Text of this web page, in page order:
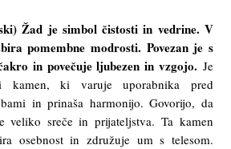
Žad je simbol čistosti in vedrine. V
pomembne modrosti. Povezan je s
in povečuje ljubezen in vzgojo. Je
kamen, ki varuje uporabnika pred
in prinaša harmonijo. Govorijo, da
veliko sreče in prijateljstva. Ta kamen
osebnost in združuje um s telesom.